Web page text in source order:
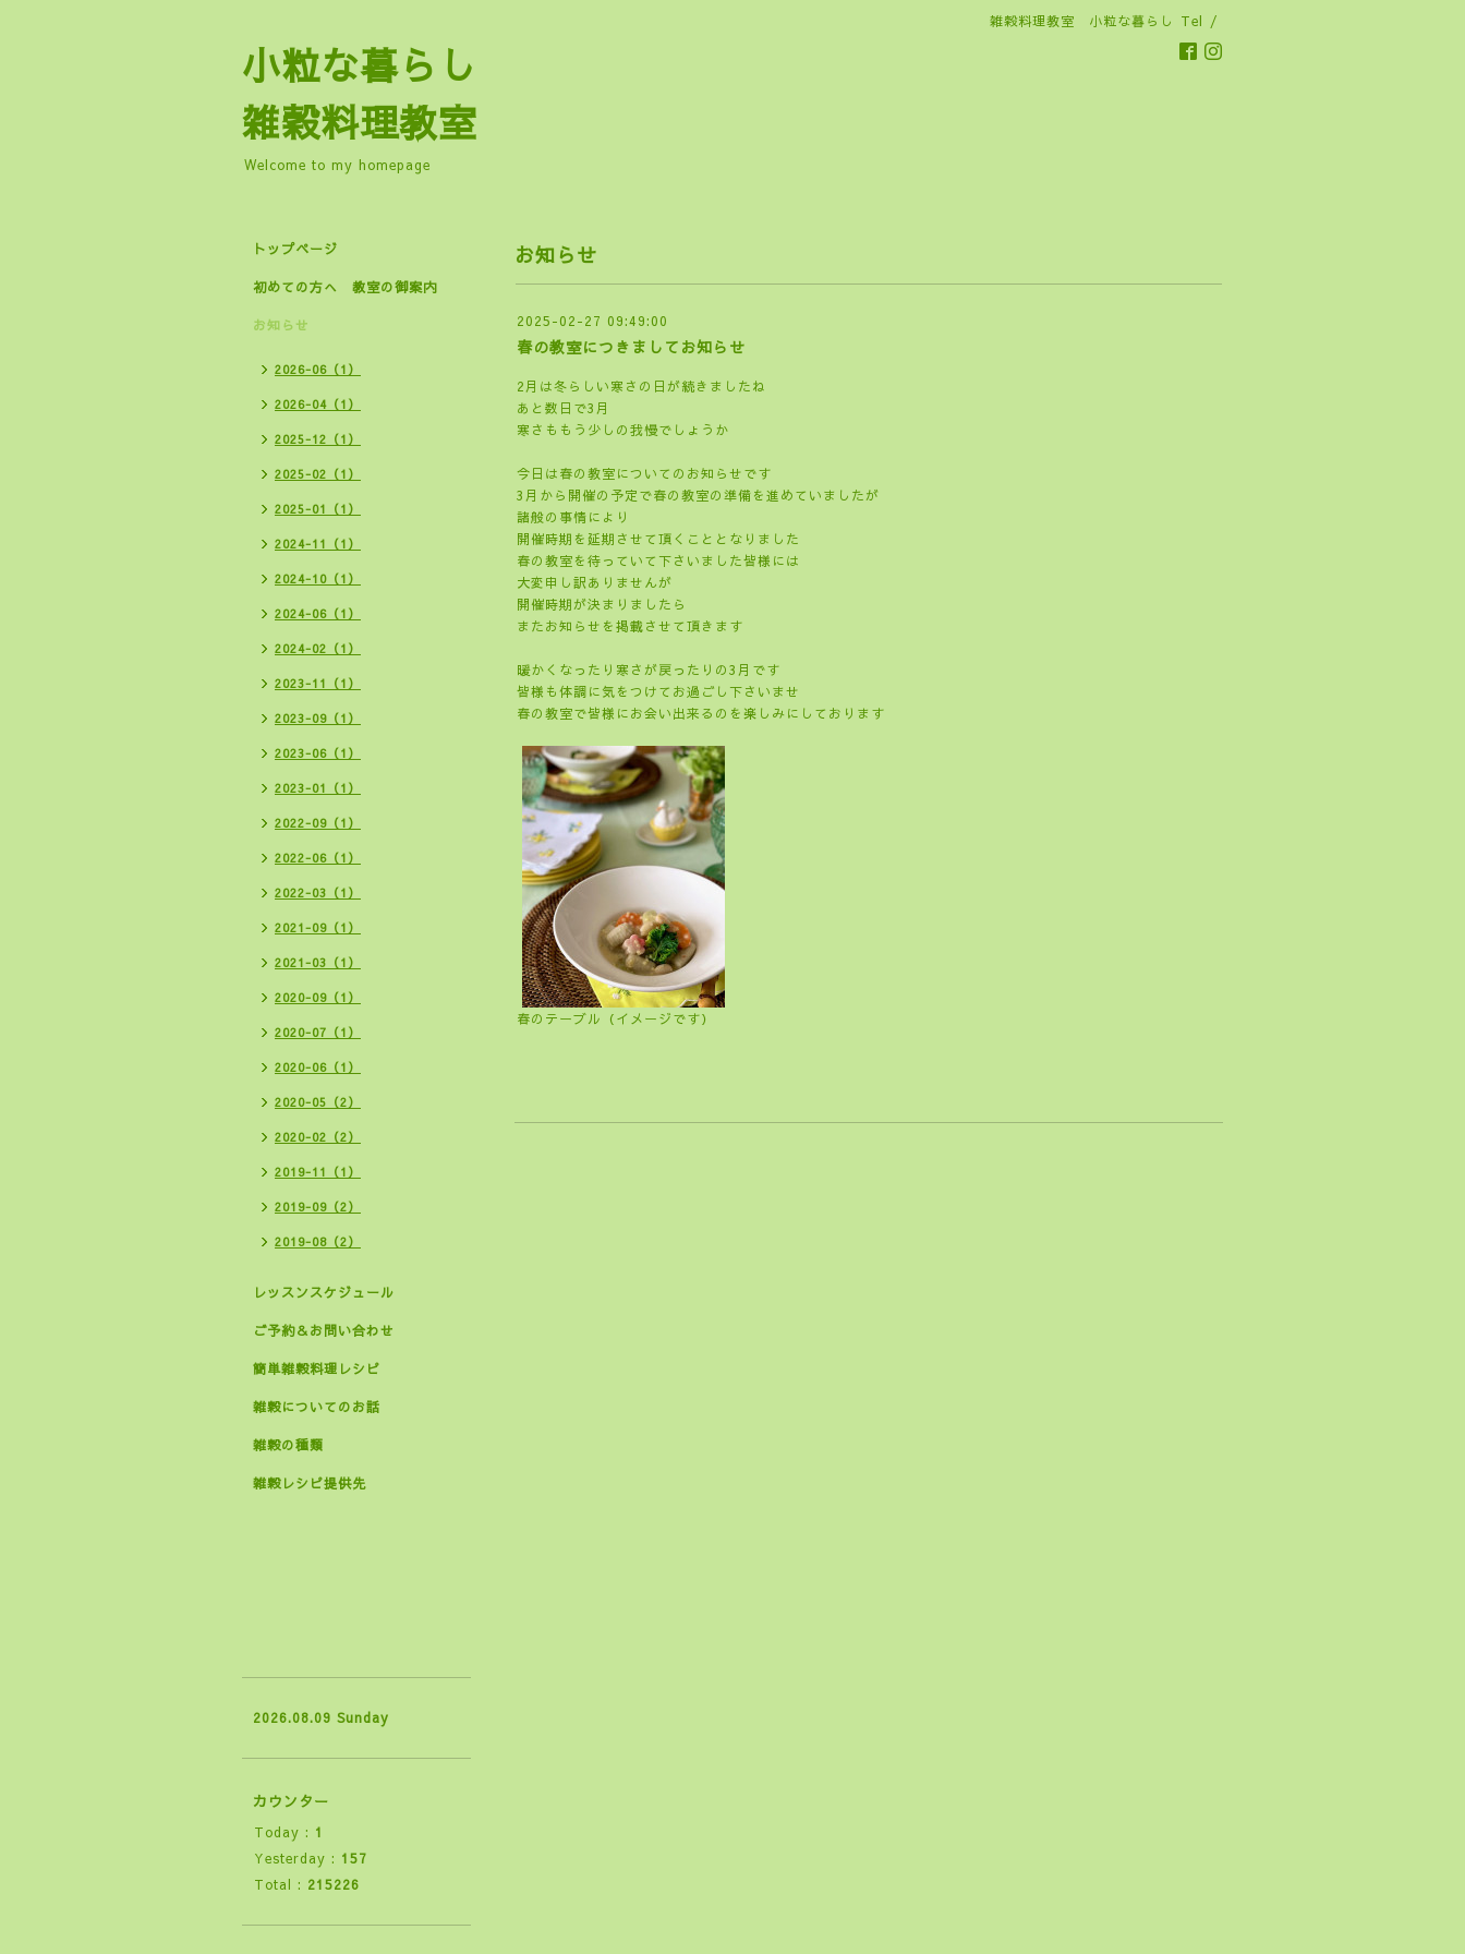
雑穀料理教室 小粒な暮らし Tel /
小粒な暮らし
雑穀料理教室
Welcome to my homepage
お知らせ
2025-02-27 09:49:00
春の教室につきましてお知らせ
2月は冬らしい寒さの日が続きましたね
あと数日で3月
寒さももう少しの我慢でしょうか
今日は春の教室についてのお知らせです
3月から開催の予定で春の教室の準備を進めていましたが
諸般の事情により
開催時期を延期させて頂くこととなりました
春の教室を待っていて下さいました皆様には
大変申し訳ありませんが
開催時期が決まりましたら
またお知らせを掲載させて頂きます
暖かくなったり寒さが戻ったりの3月です
皆様も体調に気をつけてお過ごし下さいませ
春の教室で皆様にお会い出来るのを楽しみにしております
春のテーブル（イメージです）
トップページ
初めての方へ 教室の御案内
お知らせ
2026-06（1）
2026-04（1）
2025-12（1）
2025-02（1）
2025-01（1）
2024-11（1）
2024-10（1）
2024-06（1）
2024-02（1）
2023-11（1）
2023-09（1）
2023-06（1）
2023-01（1）
2022-09（1）
2022-06（1）
2022-03（1）
2021-09（1）
2021-03（1）
2020-09（1）
2020-07（1）
2020-06（1）
2020-05（2）
2020-02（2）
2019-11（1）
2019-09（2）
2019-08（2）
レッスンスケジュール
ご予約＆お問い合わせ
簡単雑穀料理レシピ
雑穀についてのお話
雑穀の種類
雑穀レシピ提供先
2026.08.09 Sunday
カウンター
Today : 1
Yesterday : 157
Total : 215226